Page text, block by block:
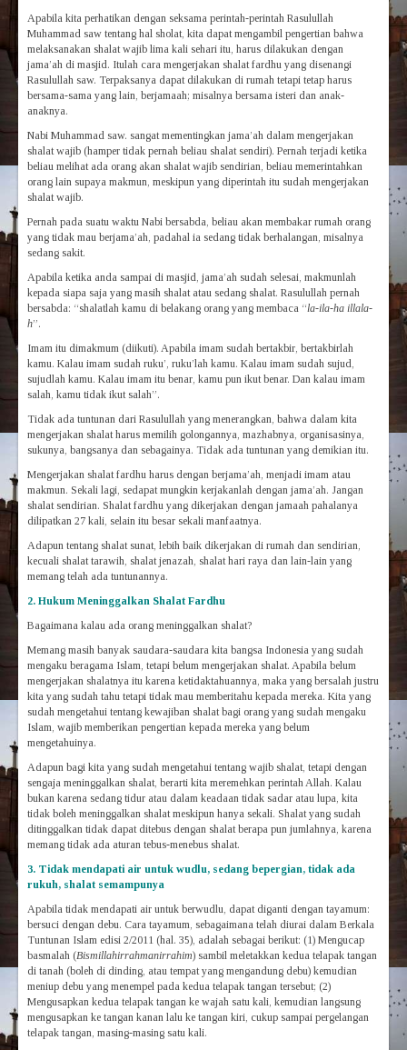
Apabila kita perhatikan dengan seksama perintah-perintah Rasulullah
Muhammad saw tentang hal sholat, kita dapat mengambil pengertian bahwa
melaksanakan shalat wajib lima kali sehari itu, harus dilakukan dengan
jama’ah di masjid. Itulah cara mengerjakan shalat fardhu yang disenangi
Rasulullah saw. Terpaksanya dapat dilakukan di rumah tetapi tetap harus
bersama-sama yang lain, berjamaah; misalnya bersama isteri dan anak-
anaknya.
Nabi Muhammad saw. sangat mementingkan jama’ah dalam mengerjakan
shalat wajib (hamper tidak pernah beliau shalat sendiri). Pernah terjadi ketika
beliau melihat ada orang akan shalat wajib sendirian, beliau memerintahkan
orang lain supaya makmun, meskipun yang diperintah itu sudah mengerjakan
shalat wajib.
Pernah pada suatu waktu Nabi bersabda, beliau akan membakar rumah orang
yang tidak mau berjama’ah, padahal ia sedang tidak berhalangan, misalnya
sedang sakit.
Apabila ketika anda sampai di masjid, jama’ah sudah selesai, makmunlah
kepada siapa saja yang masih shalat atau sedang shalat. Rasulullah pernah
bersabda: “shalatlah kamu di belakang orang yang membaca “la-ila-ha illala-
h”.
Imam itu dimakmum (diikuti). Apabila imam sudah bertakbir, bertakbirlah
kamu. Kalau imam sudah ruku’, ruku’lah kamu. Kalau imam sudah sujud,
sujudlah kamu. Kalau imam itu benar, kamu pun ikut benar. Dan kalau imam
salah, kamu tidak ikut salah”.
Tidak ada tuntunan dari Rasulullah yang menerangkan, bahwa dalam kita
mengerjakan shalat harus memilih golongannya, mazhabnya, organisasinya,
sukunya, bangsanya dan sebagainya. Tidak ada tuntunan yang demikian itu.
Mengerjakan shalat fardhu harus dengan berjama’ah, menjadi imam atau
makmun. Sekali lagi, sedapat mungkin kerjakanlah dengan jama’ah. Jangan
shalat sendirian. Shalat fardhu yang dikerjakan dengan jamaah pahalanya
dilipatkan 27 kali, selain itu besar sekali manfaatnya.
Adapun tentang shalat sunat, lebih baik dikerjakan di rumah dan sendirian,
kecuali shalat tarawih, shalat jenazah, shalat hari raya dan lain-lain yang
memang telah ada tuntunannya.
2. Hukum Meninggalkan Shalat Fardhu
Bagaimana kalau ada orang meninggalkan shalat?
Memang masih banyak saudara-saudara kita bangsa Indonesia yang sudah
mengaku beragama Islam, tetapi belum mengerjakan shalat. Apabila belum
mengerjakan shalatnya itu karena ketidaktahuannya, maka yang bersalah justru
kita yang sudah tahu tetapi tidak mau memberitahu kepada mereka. Kita yang
sudah mengetahui tentang kewajiban shalat bagi orang yang sudah mengaku
Islam, wajib memberikan pengertian kepada mereka yang belum
mengetahuinya.
Adapun bagi kita yang sudah mengetahui tentang wajib shalat, tetapi dengan
sengaja meninggalkan shalat, berarti kita meremehkan perintah Allah. Kalau
bukan karena sedang tidur atau dalam keadaan tidak sadar atau lupa, kita
tidak boleh meninggalkan shalat meskipun hanya sekali. Shalat yang sudah
ditinggalkan tidak dapat ditebus dengan shalat berapa pun jumlahnya, karena
memang tidak ada aturan tebus-menebus shalat.
3. Tidak mendapati air untuk wudlu, sedang bepergian, tidak ada
rukuh, shalat semampunya
Apabila tidak mendapati air untuk berwudlu, dapat diganti dengan tayamum:
bersuci dengan debu. Cara tayamum, sebagaimana telah diurai dalam Berkala
Tuntunan Islam edisi 2/2011 (hal. 35), adalah sebagai berikut: (1) Mengucap
basmalah (Bismillahirrahmanirrahim) sambil meletakkan kedua telapak tangan
di tanah (boleh di dinding, atau tempat yang mengandung debu) kemudian
meniup debu yang menempel pada kedua telapak tangan tersebut; (2)
Mengusapkan kedua telapak tangan ke wajah satu kali, kemudian langsung
mengusapkan ke tangan kanan lalu ke tangan kiri, cukup sampai pergelangan
telapak tangan, masing-masing satu kali.